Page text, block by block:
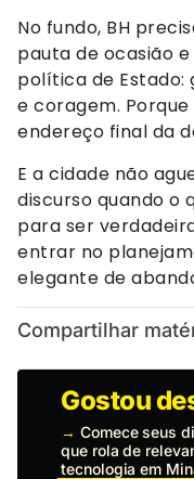
No fundo, BH
pauta de ocasião
política de Estado:
e coragem.
endereço final da
E a cidade não
discurso quando o
para ser
entrar no
elegante de
Compartilhar
Gostou
→ Comece seus
que rola de
tecnologia em